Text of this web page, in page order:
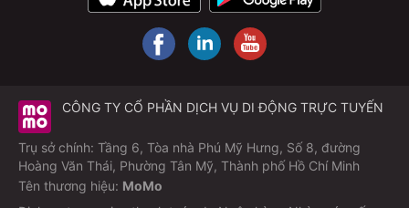
CÔNG TY CỔ PHẦN DỊCH VỤ DI ĐỘNG TRỰC TUYẾN
Trụ sở chính: Tầng 6, Tòa nhà Phú Mỹ Hưng, Số 8, đường
Hoàng Văn Thái, Phường Tân Mỹ, Thành phố Hồ Chí Minh
Tên thương hiệu: MoMo